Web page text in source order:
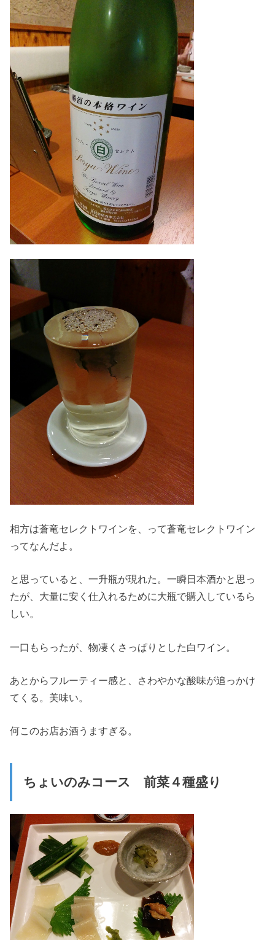
相方は蒼竜セレクトワインを、って蒼竜セレクトワイン
ってなんだよ。
と思っていると、一升瓶が現れた。一瞬日本酒かと思っ
たが、大量に安く仕入れるために大瓶で購入しているら
しい。
一口もらったが、物凄くさっぱりとした白ワイン。
あとからフルーティー感と、さわやかな酸味が追っかけ
てくる。美味い。
何このお店お酒うますぎる。
ちょいのみコース 前菜４種盛り